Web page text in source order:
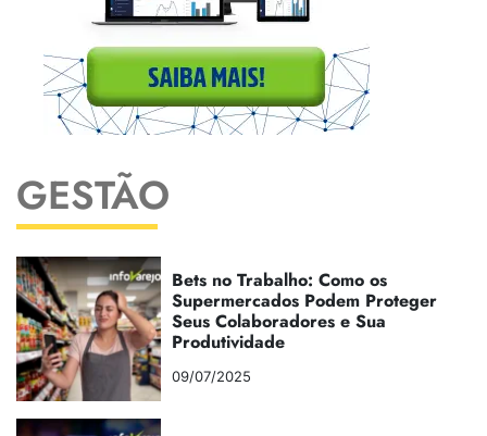
GESTÃO
Bets no Trabalho: Como os
Supermercados Podem Proteger
Seus Colaboradores e Sua
Produtividade
09/07/2025